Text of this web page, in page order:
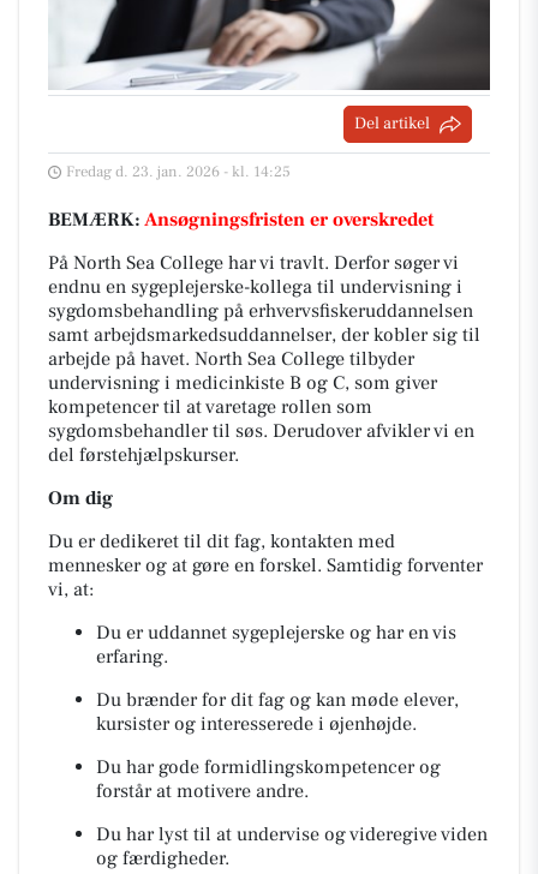
Del artikel
Fredag d. 23. jan. 2026 - kl. 14:25
BEMÆRK: Ansøgningsfristen er overskredet
På North Sea College har vi travlt. Derfor søger vi
endnu en sygeplejerske-kollega til undervisning i
sygdomsbehandling på erhvervsfiskeruddannelsen
samt arbejdsmarkedsuddannelser, der kobler sig til
arbejde på havet. North Sea College tilbyder
undervisning i medicinkiste B og C, som giver
kompetencer til at varetage rollen som
sygdomsbehandler til søs. Derudover afvikler vi en
del førstehjælpskurser.
Om dig
Du er dedikeret til dit fag, kontakten med
mennesker og at gøre en forskel. Samtidig forventer
vi, at:
Du er uddannet sygeplejerske og har en vis
erfaring.
Du brænder for dit fag og kan møde elever,
kursister og interesserede i øjenhøjde.
Du har gode formidlingskompetencer og
forstår at motivere andre.
Du har lyst til at undervise og videregive viden
og færdigheder.